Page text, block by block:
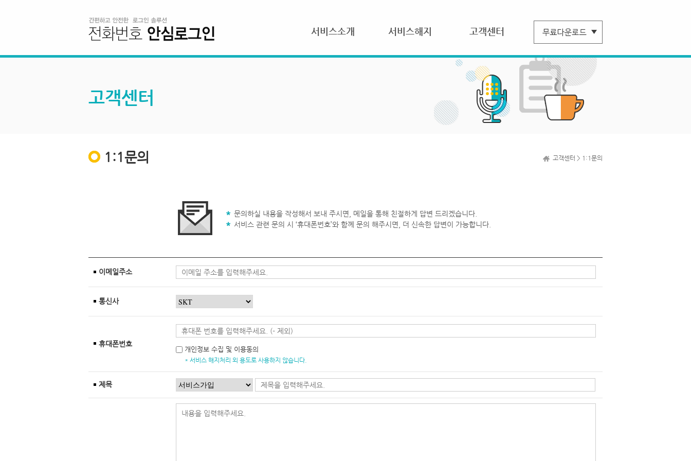
서비스소개 서비스해지 고객센터
고객센터
1:1문의 고객센터 > 1:1문의
문의하실 내용을 작성해서 보내 주시면, 메일을 통해 친절하게 답변 드리겠습니다.
서비스 관련 문의 시 ‘휴대폰번호’와 함께 문의 해주시면, 더 신속한 답변이 가능합니다.
이메일주소
통신사
휴대폰번호
개인정보 수집 및 이용동의
* 서비스 해지처리 외 용도로 사용하지 않습니다.
제목